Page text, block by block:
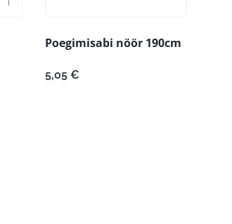
Poegimisabi nöör 190cm
5,05 €